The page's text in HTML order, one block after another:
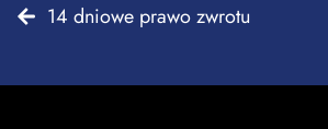
14 dniowe prawo zwrotu